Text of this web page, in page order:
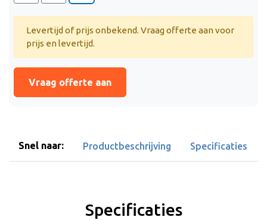
Levertijd of prijs onbekend. Vraag offerte aan voor
prijs en levertijd.
Vraag offerte aan
Snel naar: Productbeschrijving Specificaties
Specificaties